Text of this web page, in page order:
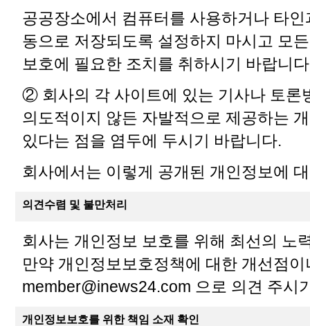
공공장소에서 컴퓨터를 사용하거나 타
동으로 저장되도록 설정하지 마시고 모
보호에 필요한 조치를 취하시기 바랍니
② 회사의 각 사이트에 있는 기사나 토론
의도적이지 않든 자발적으로 제공하는
있다는 점을 염두에 두시기 바랍니다.
회사에서는 이렇게 공개된 개인정보에
의견수렴 및 불만처리
회사는 개인정보 보호를 위해 최선의 노
만약 개인정보보호정책에 대한 개선점
member@inews24.com 으로 의견 주시
개인정보보호를 위한 책임 소재 확인